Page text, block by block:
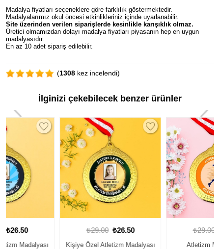
Madalya fiyatları seçeneklere göre farklılık göstermektedir.
Madalyalarımız okul öncesi etkinlikleriniz içinde uyarlanabilir.
Site üzerinden verilen siparişlerde kesinlikle karışıklık olmaz.
Üretici olmamızdan dolayı madalya fiyatları piyasanın hep en uygun
madalyasıdır.
En az 10 adet sipariş edilebilir.
(1308 kez incelendi)
İlginizi çekebilecek benzer ürünler
Kişiye Özel Atletizm Madalyası
Atletizm Madalyası 2